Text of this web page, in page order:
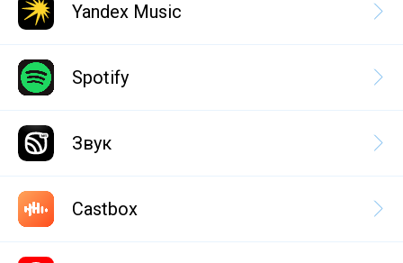
Yandex Music
Spotify
Звук
Castbox